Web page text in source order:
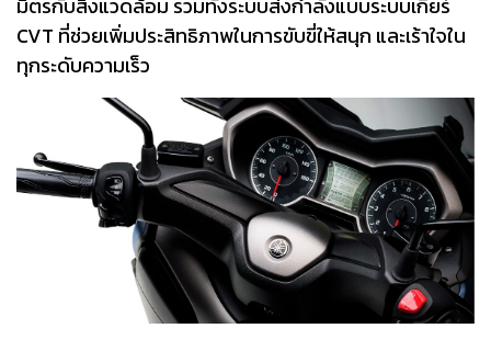
CVT ที่ช่วยเพิ่มประสิทธิภาพในการขับขี่ให้สนุก และเร้าใจใน
ทุกระดับความเร็ว